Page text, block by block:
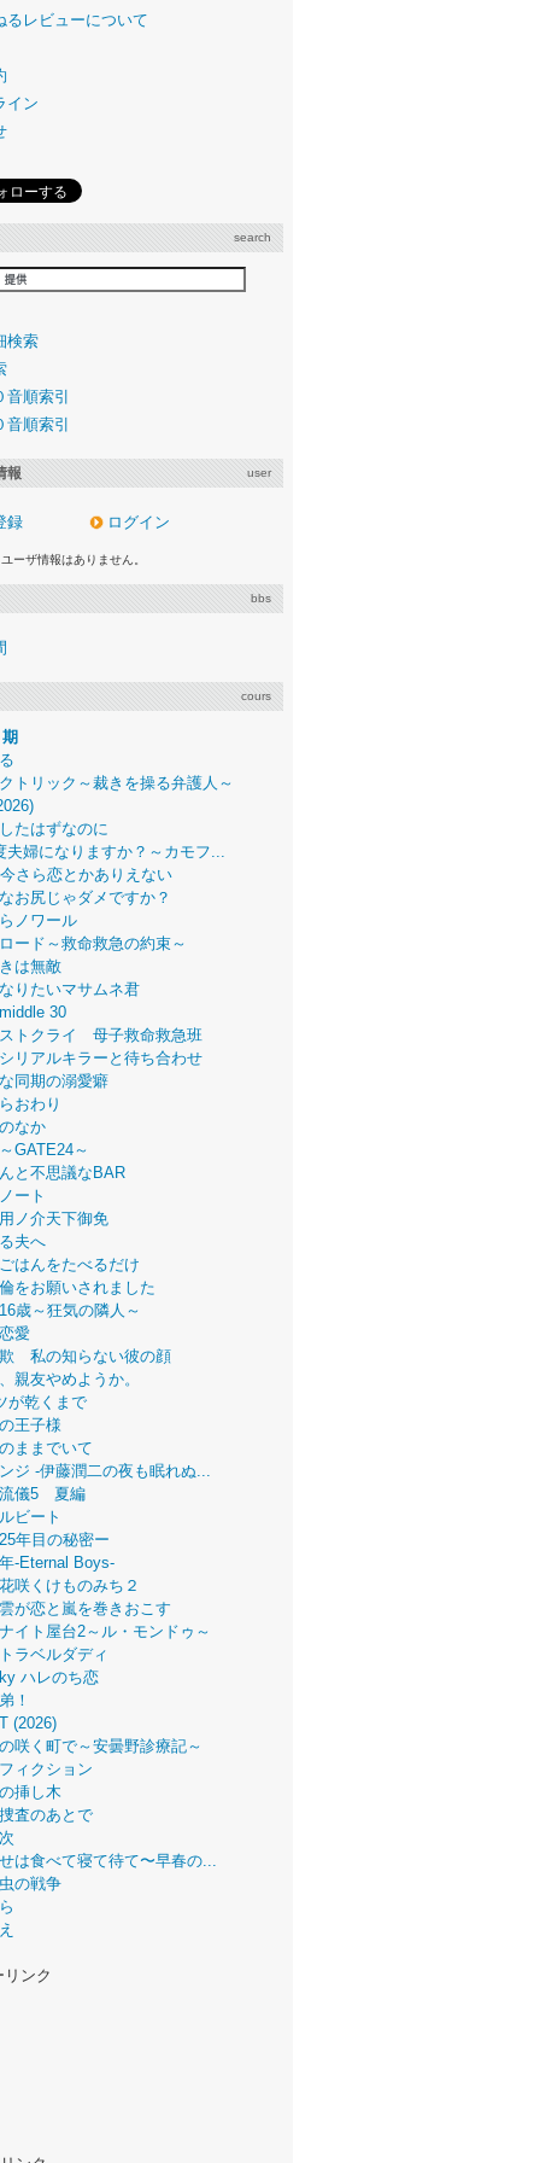
るレビューについて
イン
search
検索
順索引
順索引
報 user
録 ログイン
ーザ情報はありません。
bbs
cours
トリック～裁きを操る弁護人～
たはずなのに
夫婦になりますか？～カモフ...
さら恋とかありえない
お尻じゃダメですか？
ノワール
ード～救命救急の約束～
は無敵
りたいマサムネ君
30
トクライ 母子救命救急班
リアルキラーと待ち合わせ
同期の溺愛癖
おわり
なか
GATE24～
と不思議なBAR
ート
ノ介天下御免
夫へ
はんをたべるだけ
をお願いされました
歳～狂気の隣人～
愛
私の知らない彼の顔
親友やめようか。
が乾くまで
王子様
ままでいて
ジ -伊藤潤二の夜も眠れぬ...
儀5 夏編
ビート
年目の秘密ー
-Eternal Boys-
咲くけものみち２
が恋と嵐を巻きおこす
イト屋台2～ル・モンドゥ～
ラベルダディ
ハレのち恋
！
(2026)
咲く町で～安曇野診療記～
ィクション
挿し木
査のあとで
は食べて寝て待て〜早春の...
の戦争
ンク